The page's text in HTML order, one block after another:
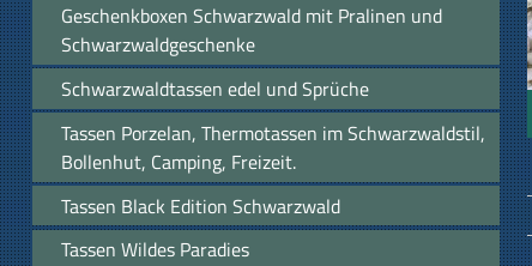
Geschenkboxen Schwarzwald mit Pralinen und
Schwarzwaldgeschenke
Schwarzwaldtassen edel und Sprüche
Tassen Porzelan, Thermotassen im Schwarzwaldstil,
Bollenhut, Camping, Freizeit.
Tassen Black Edition Schwarzwald
Tassen Wildes Paradies